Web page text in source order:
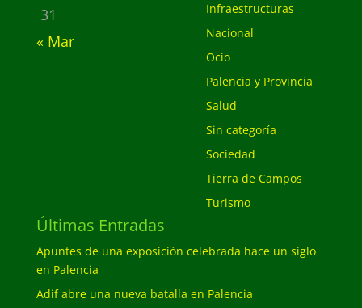
31
« Mar
Infraestructuras
Nacional
Ocio
Palencia y Provincia
Salud
Sin categoría
Sociedad
Tierra de Campos
Turismo
Últimas Entradas
Apuntes de una exposición celebrada hace un siglo
en Palencia
Adif abre una nueva batalla en Palencia